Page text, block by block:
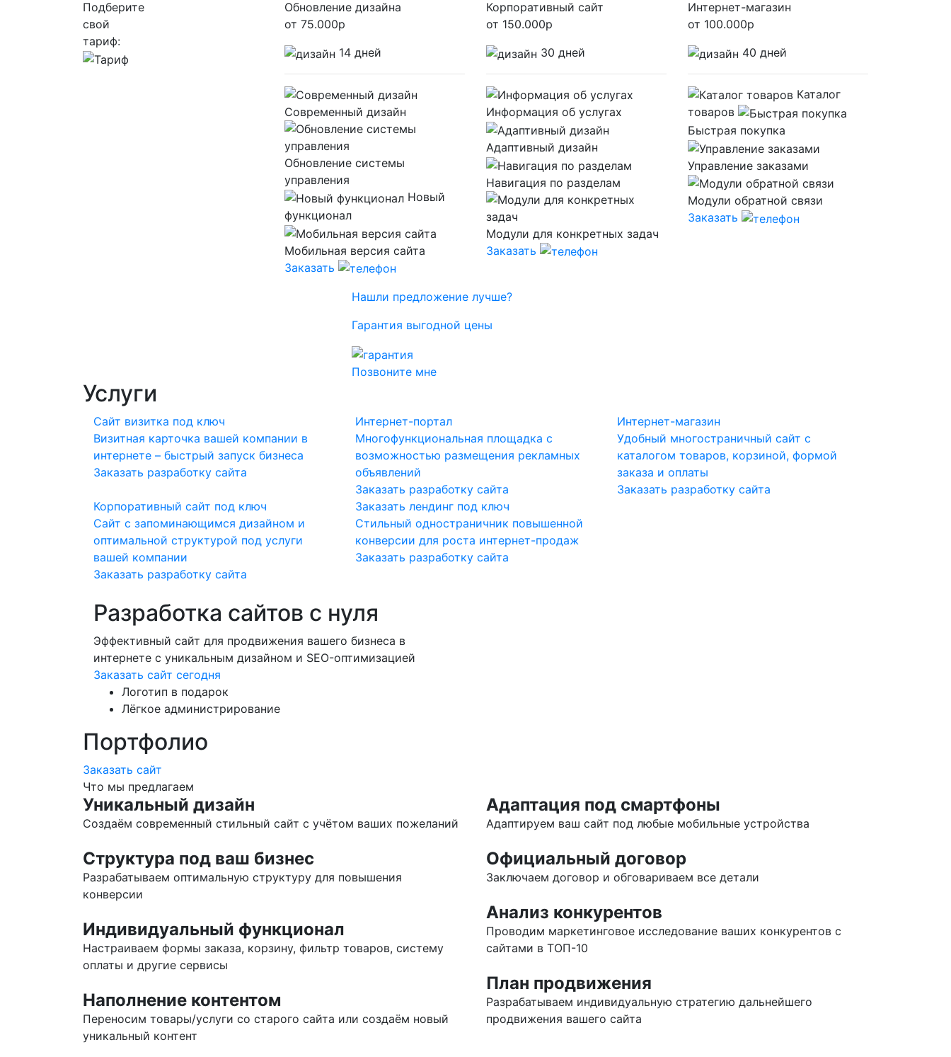
Подберите
свой
тариф:
Обновление дизайна
от 75.000р
14 дней
Современный дизайн
Обновление системы
управления
Новый
функционал
Мобильная версия сайта
Заказать
Корпоративный сайт
от 150.000р
30 дней
Информация об услугах
Адаптивный дизайн
Навигация по разделам
Модули для конкретных задач
Заказать
Интернет-магазин
от 100.000р
40 дней
Каталог
товаров
Быстрая покупка
Управление заказами
Модули обратной связи
Заказать
Нашли предложение лучше?
Гарантия выгодной цены
Позвоните мне
Услуги
Сайт визитка под ключ
Визитная карточка вашей компании в
интернете – быстрый запуск бизнеса
Заказать разработку сайта
Интернет-портал
Многофункциональная площадка с
возможностью размещения рекламных
объявлений
Заказать разработку сайта
Интернет-магазин
Удобный многостраничный сайт с
каталогом товаров, корзиной, формой
заказа и оплаты
Заказать разработку сайта
Корпоративный сайт под ключ
Сайт с запоминающимся дизайном и
оптимальной структурой под услуги
вашей компании
Заказать разработку сайта
Заказать лендинг под ключ
Стильный одностраничник повышенной
конверсии для роста интернет-продаж
Заказать разработку сайта
Разработка сайтов с нуля
Эффективный сайт для продвижения вашего бизнеса в
интернете с уникальным дизайном и SEO-оптимизацией
Заказать сайт сегодня
Логотип в подарок
Лёгкое администрирование
Портфолио
Заказать сайт
Что мы предлагаем
Уникальный дизайн
Создаём современный стильный сайт с учётом ваших пожеланий
Структура под ваш бизнес
Разрабатываем оптимальную структуру для повышения
конверсии
Индивидуальный функционал
Настраиваем формы заказа, корзину, фильтр товаров, систему
оплаты и другие сервисы
Наполнение контентом
Переносим товары/услуги со старого сайта или создаём новый
уникальный контент
Адаптация под смартфоны
Адаптируем ваш сайт под любые мобильные устройства
Официальный договор
Заключаем договор и обговариваем все детали
Анализ конкурентов
Проводим маркетинговое исследование ваших конкурентов с
сайтами в ТОП-10
План продвижения
Разрабатываем индивидуальную стратегию дальнейшего
продвижения вашего сайта